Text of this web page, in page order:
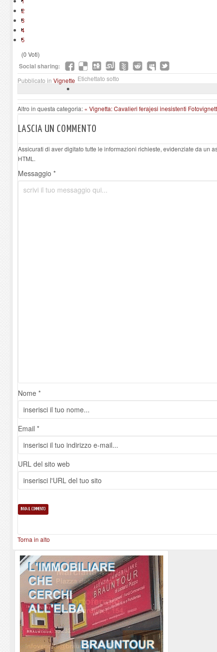
2
3
4
5
(0 Voti)
Social sharing:
Pubblicato in Vignette Etichettato sotto
Altro in questa categoria: « Vignetta: Cavalieri ferajesi inesistenti
LASCIA UN COMMENTO
Assicurati di aver digitato tutte le informazioni richieste, evidenziate da un
HTML.
Messaggio *
Nome *
Email *
URL del sito web
Torna in alto